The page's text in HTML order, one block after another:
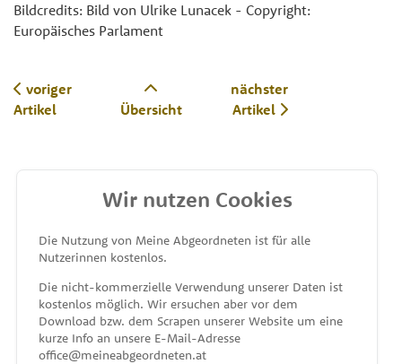
Bildcredits: Bild von Ulrike Lunacek - Copyright:
Europäisches Parlament
voriger
Artikel
Übersicht
nächster
Artikel
MEINE ABGEORDNETEN
unterstützt von
Wir nutzen Cookies
Die Nutzung von Meine Abgeordneten ist für alle
Nutzerinnen kostenlos.
Die nicht-kommerzielle Verwendung unserer Daten ist
kostenlos möglich. Wir ersuchen aber vor dem
Download bzw. dem Scrapen unserer Website um eine
kurze Info an unsere E-Mail-Adresse
office@meineabgeordneten.at